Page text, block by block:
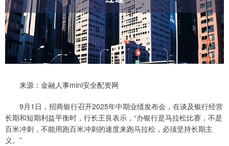
来源：金融人事mini安全配资网
9月1日，招商银行召开2025年中期业绩发布会，在谈及银行经营
长期和短期利益平衡时，行长王良表示，“办银行是马拉松比赛，不是
百米冲刺，不能用跑百米冲刺的速度来跑马拉松，必须坚持长期主
义。”